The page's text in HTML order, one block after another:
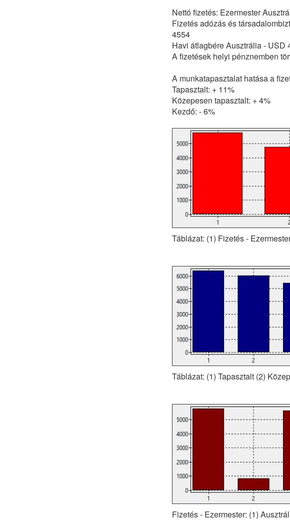
Nettó fizetés: Ezermester
Fizetés adózás és
4554
Havi átlagbére Ausztrália - USD
A fizetések helyi pénznemben
A munkatapasztalat hatása a
Tapasztalt: + 11%
Közepesen tapasztalt: + 4%
Kezdő: - 6%
Táblázat: (1) Fizetés -
Táblázat: (1) Tapasztalt (2)
Fizetés - Ezermester: (1)